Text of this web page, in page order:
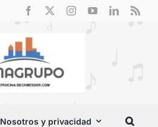
Nosotros y privacidad